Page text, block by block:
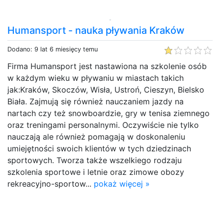
Humansport - nauka pływania Kraków
Dodano: 9 lat 6 miesięcy temu
Firma Humansport jest nastawiona na szkolenie osób
w każdym wieku w pływaniu w miastach takich
jak:Kraków, Skoczów, Wisła, Ustroń, Cieszyn, Bielsko
Biała. Zajmują się również nauczaniem jazdy na
nartach czy też snowboardzie, gry w tenisa ziemnego
oraz treningami personalnymi. Oczywiście nie tylko
nauczają ale również pomagają w doskonaleniu
umiejętności swoich klientów w tych dziedzinach
sportowych. Tworza także wszelkiego rodzaju
szkolenia sportowe i letnie oraz zimowe obozy
rekreacyjno-sportow... pokaż więcej »